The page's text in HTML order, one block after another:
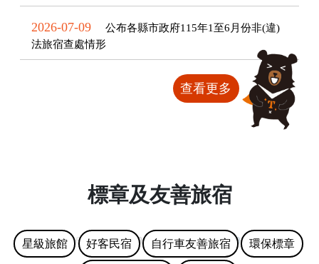
2026-07-09
公布各縣市政府115年1至6月份非(違)
法旅宿查處情形
查看更多
標章及友善旅宿
星級旅館 好客民宿 自行車友善旅宿 環保標章